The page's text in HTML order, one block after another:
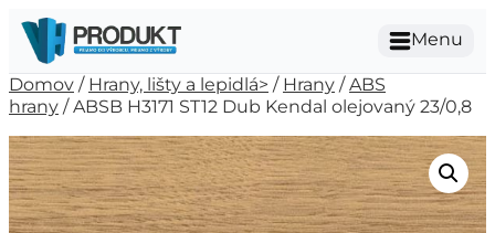
Menu
Domov / Hrany, lišty a lepidlá> / Hrany /ABS
hrany / ABSB H3171 ST12 Dub Kendal olejovaný 23/0,8